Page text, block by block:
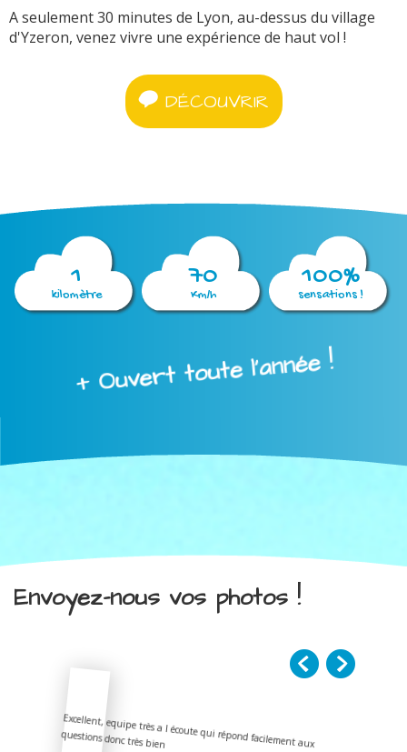
A seulement 30 minutes de Lyon, au-dessus du village
d'Yzeron, venez vivre une expérience de haut vol !
DÉCOUVRIR
1
kilomètre
70
Km/h
100%
sensations !
+ Ouvert toute l'année !
Envoyez-nous vos photos !
Excellent, equipe très a l écoute qui répond facilement aux
questions donc très bien